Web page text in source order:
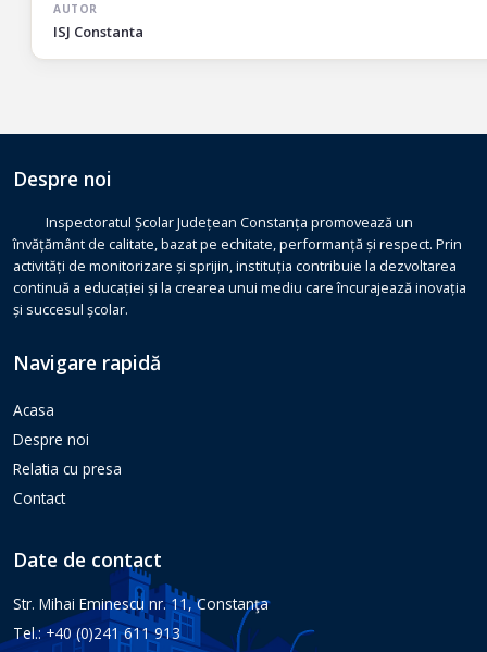
AUTOR
ISJ Constanta
Despre noi
Inspectoratul Școlar Județean Constanța promovează un
învățământ de calitate, bazat pe echitate, performanță și respect. Prin
activități de monitorizare și sprijin, instituția contribuie la dezvoltarea
continuă a educației și la crearea unui mediu care încurajează inovația
și succesul școlar.
Navigare rapidă
Acasa
Despre noi
Relatia cu presa
Contact
Date de contact
Str. Mihai Eminescu nr. 11, Constanţa
Tel.: +40 (0)241 611 913